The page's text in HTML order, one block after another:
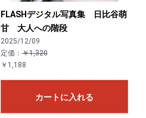
FLASHデジタル写真集 日比谷萌
甘 大人への階段
2025/12/09
定価：￥1,320
￥1,188
カートに入れる